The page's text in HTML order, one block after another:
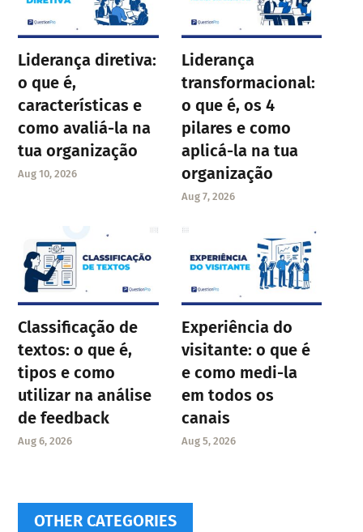
Liderança diretiva:
o que é,
características e
como avaliá-la na
tua organização
Aug 10, 2026
Liderança
transformacional:
o que é, os 4
pilares e como
aplicá-la na tua
organização
Aug 7, 2026
Classificação de
textos: o que é,
tipos e como
utilizar na análise
de feedback
Aug 6, 2026
Experiência do
visitante: o que é
e como medi-la
em todos os
canais
Aug 5, 2026
OTHER CATEGORIES